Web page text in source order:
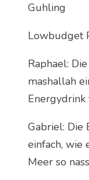
Guhling
Lowbudget
Raphael:
mashallah
Gabriel: Die
einfach, wie
Meer so